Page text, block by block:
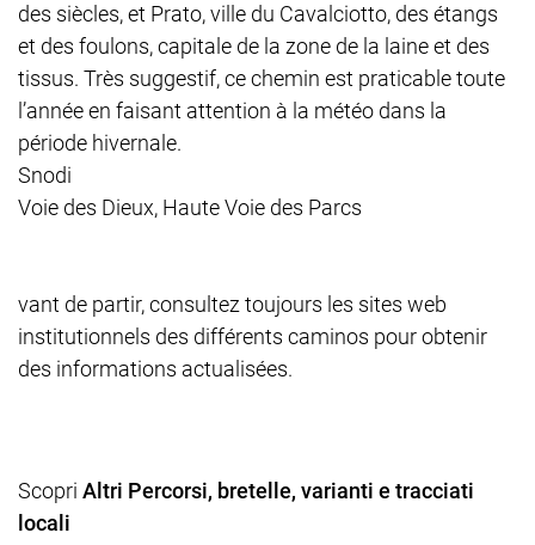
des siècles, et Prato, ville du Cavalciotto, des étangs
et des foulons, capitale de la zone de la laine et des
tissus. Très suggestif, ce chemin est praticable toute
l’année en faisant attention à la météo dans la
période hivernale.
Snodi
Voie des Dieux, Haute Voie des Parcs
vant de partir, consultez toujours les sites web
institutionnels des différents caminos pour obtenir
des informations actualisées.
Scopri Altri Percorsi, bretelle, varianti e tracciati
locali